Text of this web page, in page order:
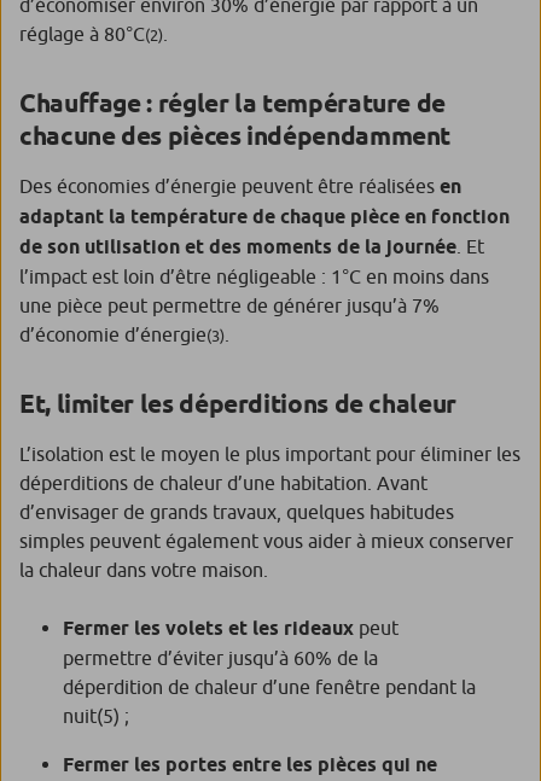
d’économiser environ 30% d’énergie par rapport à un
réglage à 80°C(2)
Chauffage : régler la température de
chacune des pièces indépendamment
Des économies d’énergie peuvent être réalisées en
adaptant la température de chaque pièce en fonction
de son utilisation et des moments de la journée . Et
l’impact est loin d’être négligeable : 1°C en moins dans
une pièce peut permettre de générer jusqu’à 7%
d’économie d’énergie(3)
Et, limiter les déperditions de chaleur
L’isolation est le moyen le plus important pour éliminer les
déperditions de chaleur d’une habitation. Avant
d’envisager de grands travaux, quelques habitudes
simples peuvent également vous aider à mieux conserver
la chaleur dans votre maison.
Fermer les volets et les rideaux peut
permettre d’éviter jusqu’à 60% de la
déperdition de chaleur d’une fenêtre pendant la
nuit(5) ;
Fermer les portes entre les pièces qui ne